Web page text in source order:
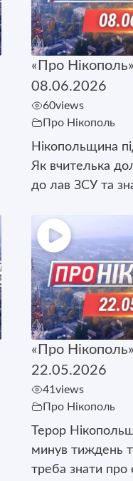
«Про Нікополь»
08.06.2026
60views
Про Нікополь
Нікопольщина
Як вчителька
до лав ЗСУ та
«Про Нікополь»
22.05.2026
41views
Про Нікополь
Терор
минув тиждень
треба знати про